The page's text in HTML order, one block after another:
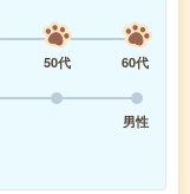
50代
60代
男性